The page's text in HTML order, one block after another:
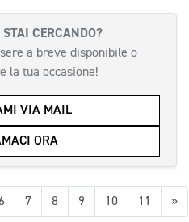
CERCANDO?
a breve disponibile o
la tua occasione!
VIA MAIL
ORA
7 8 9 10 11 »